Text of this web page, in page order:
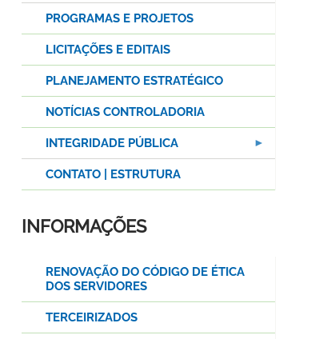
PROGRAMAS E PROJETOS
LICITAÇÕES E EDITAIS
PLANEJAMENTO ESTRATÉGICO
NOTÍCIAS CONTROLADORIA
INTEGRIDADE PÚBLICA
CONTATO | ESTRUTURA
INFORMAÇÕES
RENOVAÇÃO DO CÓDIGO DE ÉTICA
DOS SERVIDORES
TERCEIRIZADOS